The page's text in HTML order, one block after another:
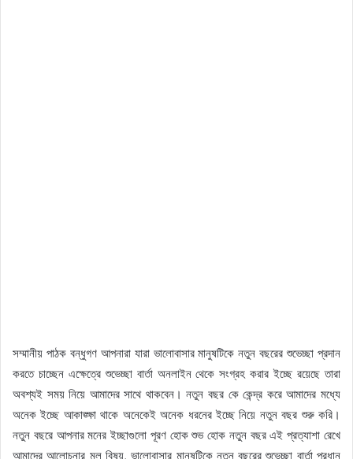
সম্মানীয় পাঠক বন্ধুগণ আপনারা যারা ভালোবাসার মানুষটিকে নতুন বছরের শুভেচ্ছা প্রদান
করতে চাচ্ছেন এক্ষেত্রে শুভেচ্ছা বার্তা অনলাইন থেকে সংগ্রহ করার ইচ্ছে রয়েছে তারা
অবশ্যই সময় নিয়ে আমাদের সাথে থাকবেন। নতুন বছর কে কেন্দ্র করে আমাদের মধ্যে
অনেক ইচ্ছে আকাঙ্ক্ষা থাকে অনেকেই অনেক ধরনের ইচ্ছে নিয়ে নতুন বছর শুরু করি।
নতুন বছরে আপনার মনের ইচ্ছাগুলো পূরণ হোক শুভ হোক নতুন বছর এই প্রত্যাশা রেখে
আমাদের আলোচনার মূল বিষয়, ভালোবাসার মানুষটিকে নতুন বছরের শুভেচ্ছা বার্তা প্রধান